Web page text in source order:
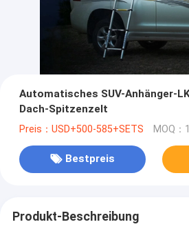
Automatisches SUV-Anhänger-
Dach-Spitzenzelt
Preis：USD+500-585+SETS MOQ
Bestpreis
Produkt-Beschreibung